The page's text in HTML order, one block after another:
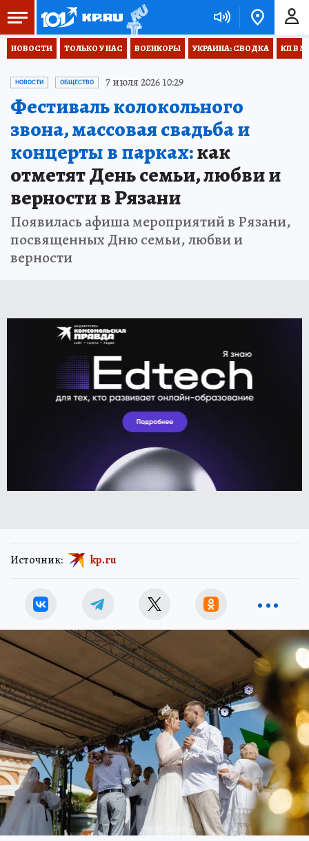
НОВОСТИ ТОЛЬКО У НАС ВОЕНКОРЫ УКРАИНА: СВОДКА КП В
НОВОСТИ ОБЩЕСТВО 7 июля 2026 10:29
Фестиваль колокольного
звона, массовая свадьба и
концерты в парках:как
отметят День семьи, любви и
верности в Рязани
Появилась афиша мероприятий в Рязани,
посвященных Дню семьи, любви и
верности
Источник: kp.ru